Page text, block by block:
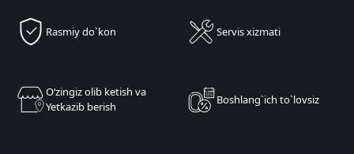
Rasmiy do`kon Servis xizmati
Oʻzingiz olib ketish va
Yetkazib berish
Boshlang`ich to`lovsiz